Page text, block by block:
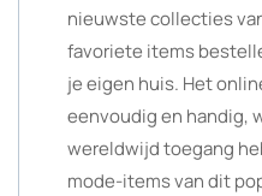
nieuwste collecties
favoriete items
je eigen huis. Het
eenvoudig en handig,
wereldwijd toegang
mode-items van dit